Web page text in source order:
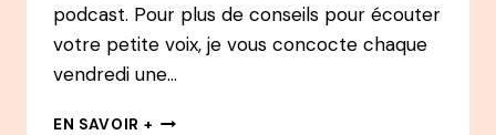
podcast. Pour plus de conseils pour écouter
votre petite voix, je vous concocte chaque
vendredi une…
EN SAVOIR + #33